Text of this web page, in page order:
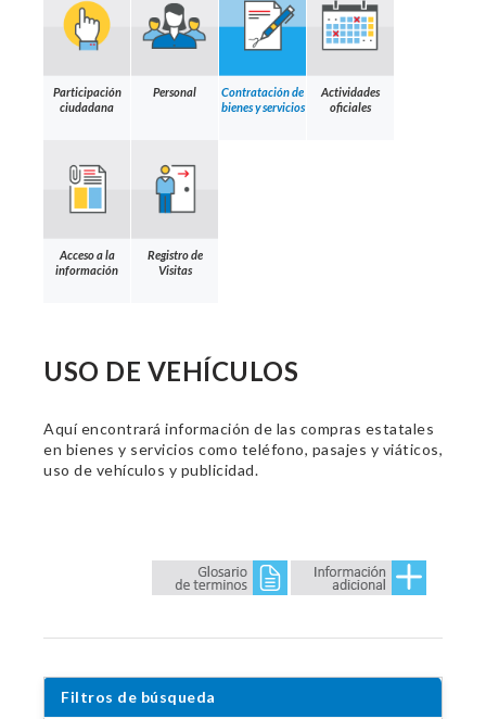
Participación
ciudadana
Personal
Contratación de
bienes y servicios
Actividades
oficiales
Acceso a la
información
Registro de
Visitas
USO DE VEHÍCULOS
Aquí encontrará información de las compras estatales
en bienes y servicios como teléfono, pasajes y viáticos,
uso de vehículos y publicidad.
Filtros de búsqueda